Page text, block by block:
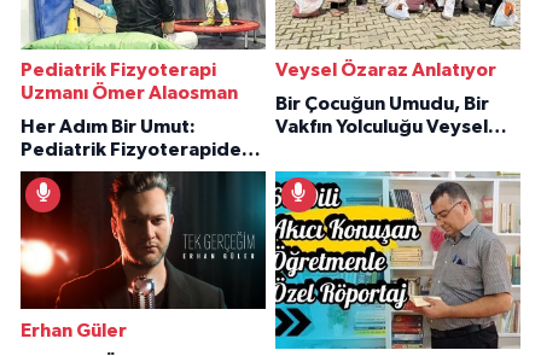
Pediatrik Fizyoterapi
Uzmanı Ömer Alaosman
Her Adım Bir Umut:
Pediatrik Fizyoterapiden
İlham Veren Hikâyeler
Veysel Özaraz Anlatıyor
Bir Çocuğun Umudu, Bir
Vakfın Yolculuğu Veysel
Erhan Güler